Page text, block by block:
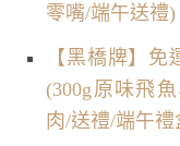
零嘴/端午送禮)
【黑橋牌】
(300g原味飛
肉/送禮/端午禮